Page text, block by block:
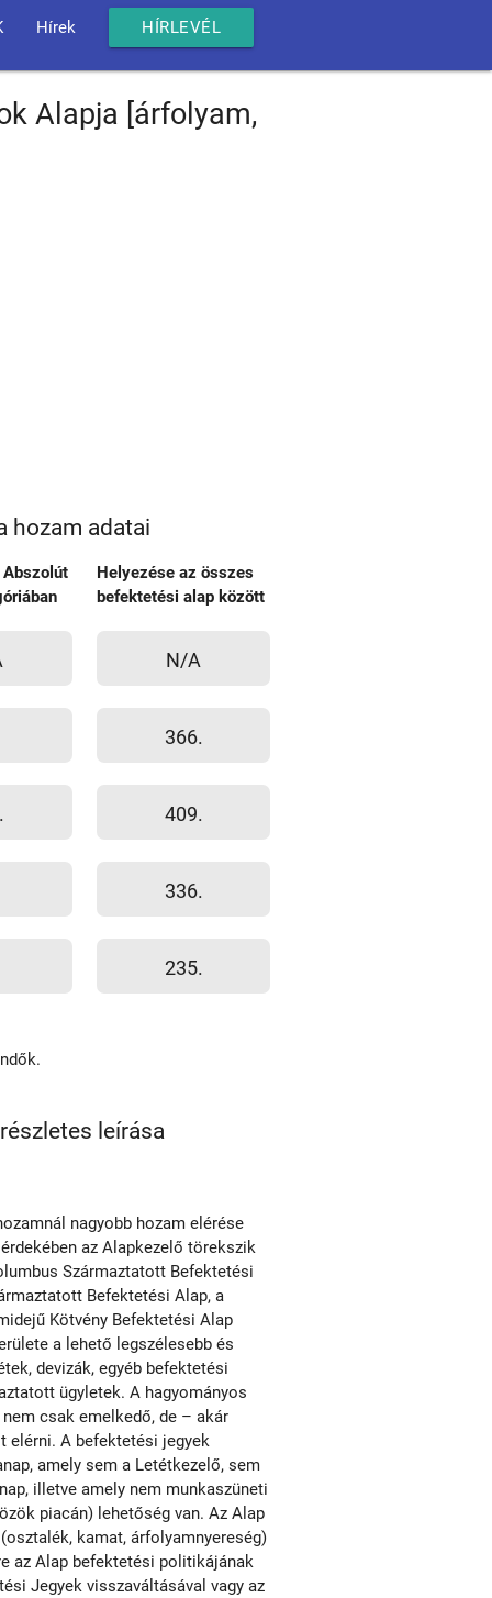
Hírek HÍRLEVÉL
Alapja [árfolyam,
hozam adatai
Helyezése az összes
befektetési alap között
N/A
366.
409.
336.
235.
leírása
nagyobb hozam elérése
az Alapkezelő törekszik
Származtatott Befektetési
Befektetési Alap, a
Kötvény Befektetési Alap
a lehető legszélesebb és
devizák, egyéb befektetési
ügyletek. A hagyományos
csak emelkedő, de – akár
elérni. A befektetési jegyek
amely sem a Letétkezelő, sem
illetve amely nem munkaszüneti
piacán) lehetőség van. Az Alap
kamat, árfolyamnyereség)
az Alap befektetési politikájának
Jegyek visszaváltásával vagy az